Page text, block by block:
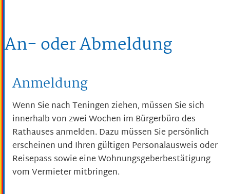
An- oder Abmeldung
Anmeldung
Wenn Sie nach Teningen ziehen, müssen Sie sich
innerhalb von zwei Wochen im Bürgerbüro des
Rathauses anmelden. Dazu müssen Sie persönlich
erscheinen und Ihren gültigen Personalausweis oder
Reisepass sowie eine Wohnungsgeberbestätigung
vom Vermieter mitbringen.